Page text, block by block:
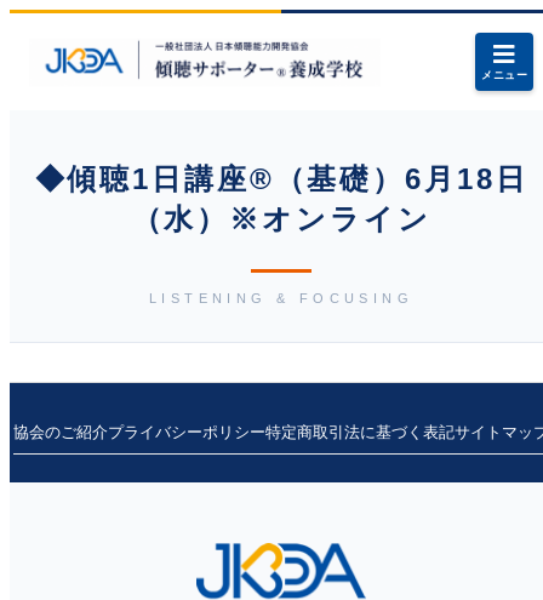
メニュー
◆傾聴1日講座®（基礎）6月18日
（水）※オンライン
LISTENING & FOCUSING
協会のご紹介プライバシーポリシー特定商取引法に基づく表記サイトマッ